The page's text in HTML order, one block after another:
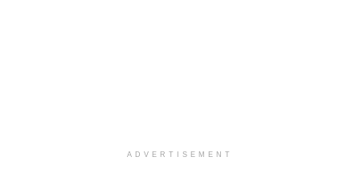
ADVERTISEMENT